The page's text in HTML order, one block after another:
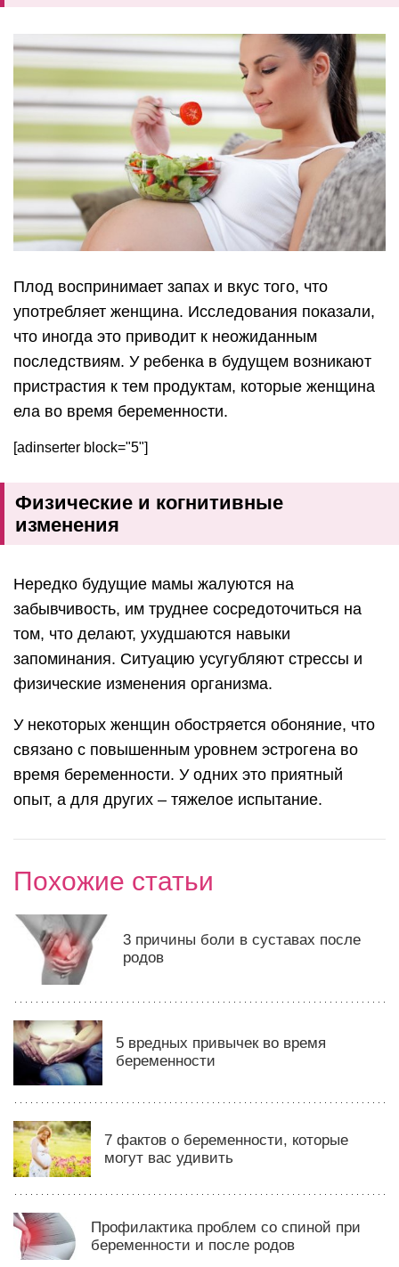
Плод воспринимает запах и вкус того, что
употребляет женщина. Исследования показали,
что иногда это приводит к неожиданным
последствиям. У ребенка в будущем возникают
пристрастия к тем продуктам, которые женщина
ела во время беременности.
[adinserter block="5"]
Физические и когнитивные
изменения
Нередко будущие мамы жалуются на
забывчивость, им труднее сосредоточиться на
том, что делают, ухудшаются навыки
запоминания. Ситуацию усугубляют стрессы и
физические изменения организма.
У некоторых женщин обостряется обоняние, что
связано с повышенным уровнем эстрогена во
время беременности. У одних это приятный
опыт, а для других – тяжелое испытание.
Похожие статьи
3 причины боли в суставах после
родов
5 вредных привычек во время
беременности
7 фактов о беременности, которые
могут вас удивить
Профилактика проблем со спиной при
беременности и после родов